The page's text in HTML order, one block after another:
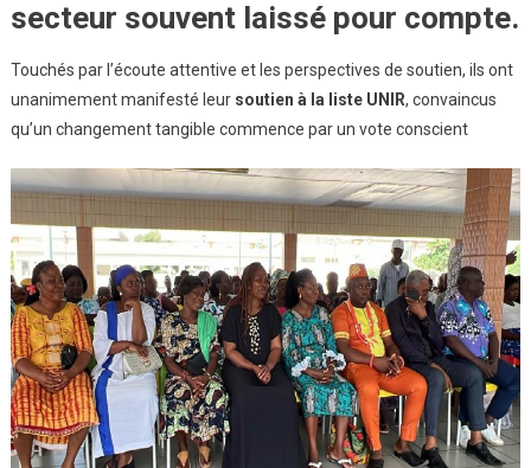
secteur souvent laissé pour compte.
Touchés par l’écoute attentive et les perspectives de soutien, ils ont
unanimement manifesté leur soutien à la liste UNIR, convaincus
qu’un changement tangible commence par un vote conscient